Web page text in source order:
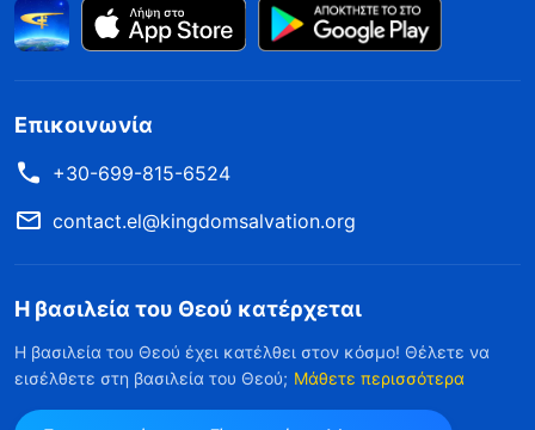
Επικοινωνία
+30-699-815-6524
contact.el@kingdomsalvation.org
Η βασιλεία του Θεού κατέρχεται
Η βασιλεία του Θεού έχει κατέλθει στον κόσμο! Θέλετε να
εισέλθετε στη βασιλεία του Θεού; Μάθετε περισσότερα